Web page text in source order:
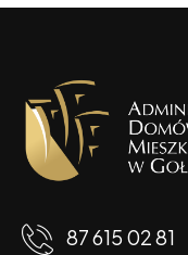
87 615 02 81